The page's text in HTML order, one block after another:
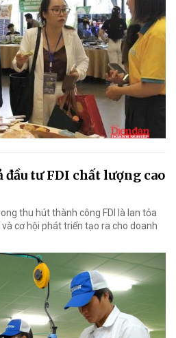
tư FDI chất lượng cao
thu hút thành công FDI là lan tỏa
cơ hội phát triển tạo ra cho doanh